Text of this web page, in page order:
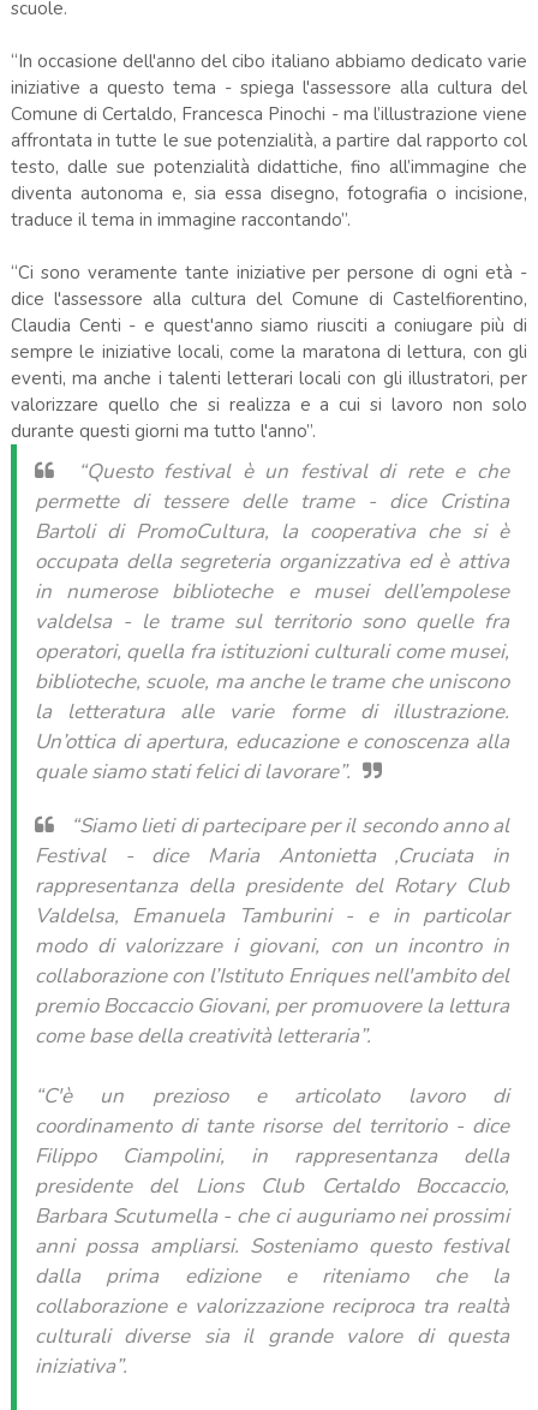
scuole.
“In occasione dell'anno del cibo italiano abbiamo dedicato varie
iniziative a questo tema - spiega l'assessore alla cultura del
Comune di Certaldo, Francesca Pinochi - ma l’illustrazione viene
affrontata in tutte le sue potenzialità, a partire dal rapporto col
testo, dalle sue potenzialità didattiche, fino all’immagine che
diventa autonoma e, sia essa disegno, fotografia o incisione,
traduce il tema in immagine raccontando”.
“Ci sono veramente tante iniziative per persone di ogni età -
dice l'assessore alla cultura del Comune di Castelfiorentino,
Claudia Centi - e quest'anno siamo riusciti a coniugare più di
sempre le iniziative locali, come la maratona di lettura, con gli
eventi, ma anche i talenti letterari locali con gli illustratori, per
valorizzare quello che si realizza e a cui si lavoro non solo
durante questi giorni ma tutto l'anno”.
“Questo festival è un festival di rete e che
permette di tessere delle trame - dice Cristina
Bartoli di PromoCultura, la cooperativa che si è
occupata della segreteria organizzativa ed è attiva
in numerose biblioteche e musei dell’empolese
valdelsa - le trame sul territorio sono quelle fra
operatori, quella fra istituzioni culturali come musei,
biblioteche, scuole, ma anche le trame che uniscono
la letteratura alle varie forme di illustrazione.
Un’ottica di apertura, educazione e conoscenza alla
quale siamo stati felici di lavorare”.
“Siamo lieti di partecipare per il secondo anno al
Festival - dice Maria Antonietta ,Cruciata in
rappresentanza della presidente del Rotary Club
Valdelsa, Emanuela Tamburini - e in particolar
modo di valorizzare i giovani, con un incontro in
collaborazione con l’Istituto Enriques nell'ambito del
premio Boccaccio Giovani, per promuovere la lettura
come base della creatività letteraria”.
“C'è un prezioso e articolato lavoro di
coordinamento di tante risorse del territorio - dice
Filippo Ciampolini, in rappresentanza della
presidente del Lions Club Certaldo Boccaccio,
Barbara Scutumella - che ci auguriamo nei prossimi
anni possa ampliarsi. Sosteniamo questo festival
dalla prima edizione e riteniamo che la
collaborazione e valorizzazione reciproca tra realtà
culturali diverse sia il grande valore di questa
iniziativa”.